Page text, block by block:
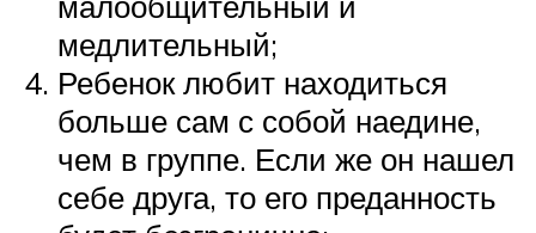
медлительный;
Ребенок любит находиться
больше сам с собой наедине,
чем в группе. Если же он нашел
себе друга, то его преданность